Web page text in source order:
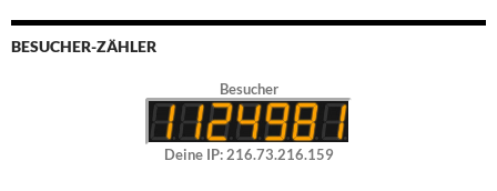
BESUCHER-ZÄHLER
Besucher
Deine IP: 216.73.216.159